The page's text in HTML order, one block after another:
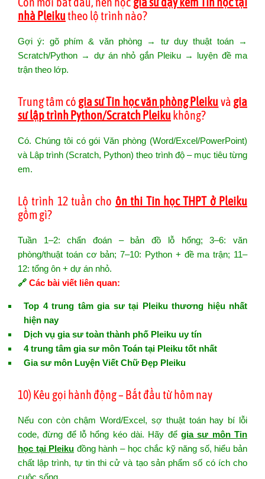
nhà Pleikutheo lộ trình nào?
Gợi ý: gõ phím & văn phòng → tư duy thuật toán →
Scratch/Python → dự án nhỏ gắn Pleiku → luyện đề ma
trận theo lớp.
Trung tâm có gia sư Tin học văn phòng Pleiku và gia
sư lập trình Python/Scratch Pleiku không?
Có. Chúng tôi có gói Văn phòng (Word/Excel/PowerPoint)
và Lập trình (Scratch, Python) theo trình độ – mục tiêu từng
em.
Lộ trình 12 tuần cho ôn thi Tin học THPT ở Pleiku
gồm gì?
Tuần 1–2: chẩn đoán – bản đồ lỗ hổng; 3–6: văn
phòng/thuật toán cơ bản; 7–10: Python + đề ma trận; 11–
12: tổng ôn + dự án nhỏ.
🔗 Các bài viết liên quan:
Top 4 trung tâm gia sư tại Pleiku thương hiệu nhất
hiện nay
Dịch vụ gia sư toàn thành phố Pleiku uy tín
4 trung tâm gia sư môn Toán tại Pleiku tốt nhất
Gia sư môn Luyện Viết Chữ Đẹp Pleiku
10) Kêu gọi hành động – Bắt đầu từ hôm nay
Nếu con còn chậm Word/Excel, sợ thuật toán hay bí lỗi
code, đừng để lỗ hổng kéo dài. Hãy để gia sư môn Tin
học tại Pleiku đồng hành – học chắc kỹ năng số, hiểu bản
chất lập trình, tự tin thi cử và tạo sản phẩm số có ích cho
cuộc sống.